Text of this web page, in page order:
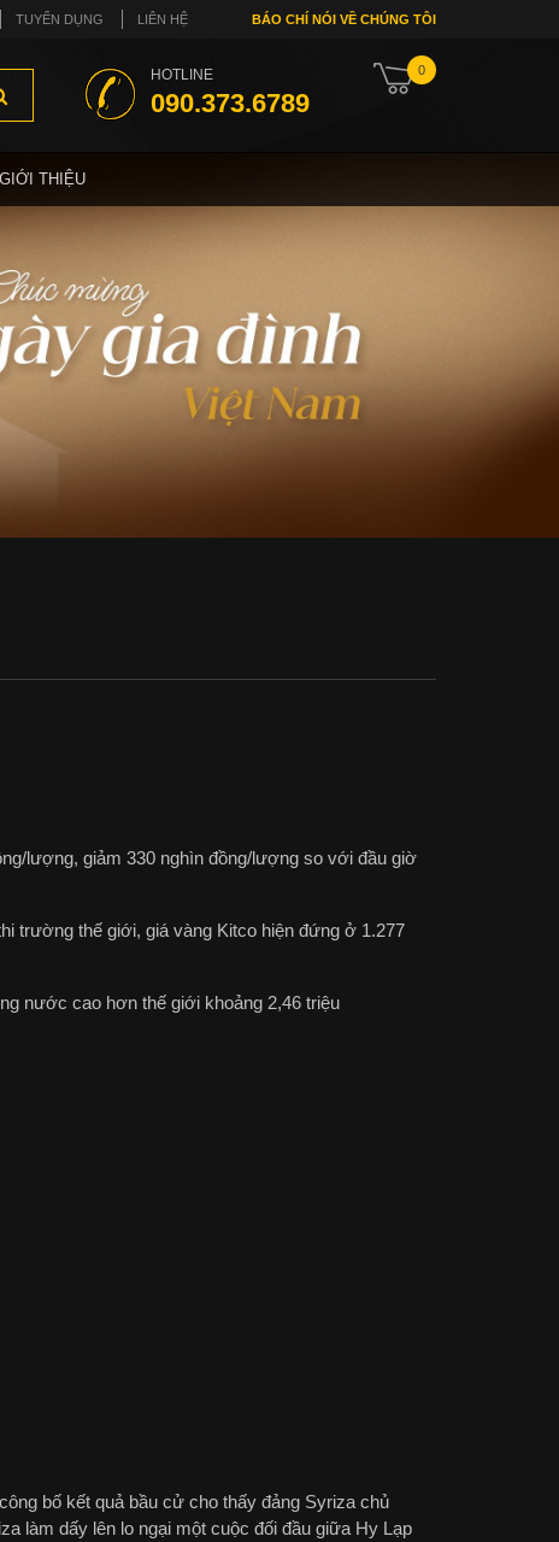
TUYỂN DỤNG LIÊN HỆ BÁO CHÍ NÓI VỀ CHÚNG TÔI
HOTLINE
090.373.6789
0
GIỚI THIỆU
lượng, giảm 330 nghìn đồng/lượng so với đầu giờ
trường thế giới, giá vàng Kitco hiện đứng ở 1.277
nước cao hơn thế giới khoảng 2,46 triệu
bố kết quả bầu cử cho thấy đảng Syriza chủ
làm dấy lên lo ngại một cuộc đối đầu giữa Hy Lạp